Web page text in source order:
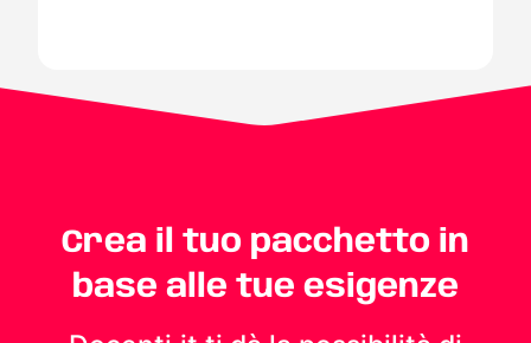
Crea il tuo pacchetto in
base alle tue esigenze